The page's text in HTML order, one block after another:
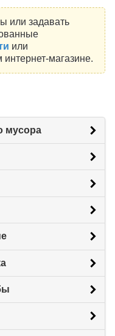
или задавать
или
магазине.
мусора